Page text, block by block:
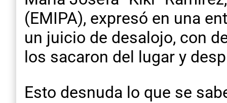
(EMIPA), expresó en una
un juicio de desalojo, con
los sacaron del lugar y
Esto desnuda lo que se